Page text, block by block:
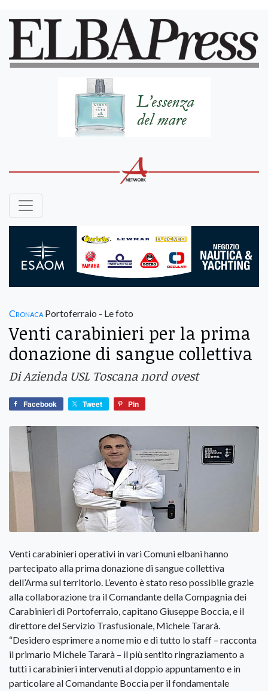
Cronaca Portoferraio - Le foto
Venti carabinieri per la prima
donazione di sangue collettiva
Di Azienda USL Toscana nord ovest
Facebook Tweet Pin
Venti carabinieri operativi in vari Comuni elbani hanno
partecipato alla prima donazione di sangue collettiva
dell’Arma sul territorio. L’evento è stato reso possibile grazie
alla collaborazione tra il Comandante della Compagnia dei
Carabinieri di Portoferraio, capitano Giuseppe Boccia, e il
direttore del Servizio Trasfusionale, Michele Tararà.
“Desidero esprimere a nome mio e di tutto lo staff – racconta
il primario Michele Tararà – il più sentito ringraziamento a
tutti i carabinieri intervenuti al doppio appuntamento e in
particolare al Comandante Boccia per il fondamentale